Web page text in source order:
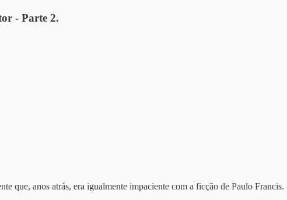
- Parte 2.
que, anos atrás, era igualmente impaciente com a ficção de Paulo Francis.